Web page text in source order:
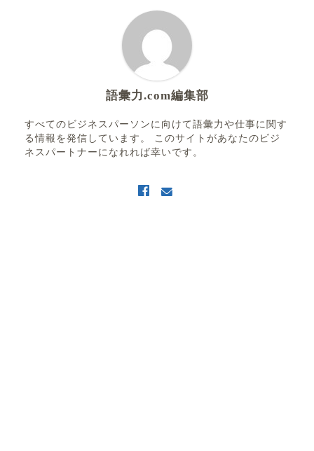
語彙力.com編集部
すべてのビジネスパーソンに向けて語彙力や仕事に関す
る情報を発信しています。 このサイトがあなたのビジ
ネスパートナーになれれば幸いです。